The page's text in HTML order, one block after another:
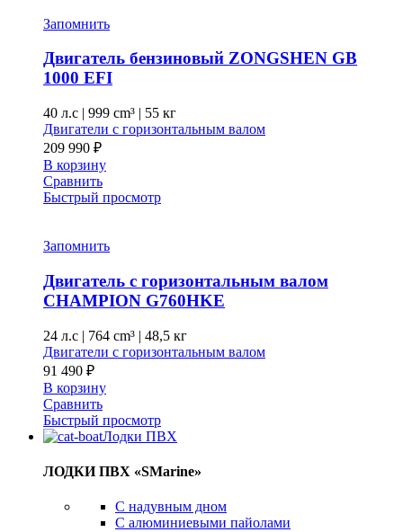
Запомнить
Двигатель бензиновый ZONGSHEN GB
1000 EFI
40 л.с | 999 cm³ | 55 кг
Двигатели с горизонтальным валом
209 990 ₽
В корзину
Сравнить
Быстрый просмотр
Запомнить
Двигатель с горизонтальным валом
CHAMPION G760HKE
24 л.с | 764 cm³ | 48,5 кг
Двигатели с горизонтальным валом
91 490 ₽
В корзину
Сравнить
Быстрый просмотр
Лодки ПВХ
ЛОДКИ ПВХ «SMarine»
C надувным дном
C алюминиевыми пайолами